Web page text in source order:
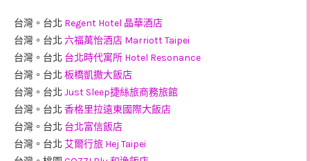
台灣。台北 Regent Hotel 晶華酒店
台灣。台北 六福萬怡酒店 Marriott Taipei
台灣。台北 台北時代寓所 Hotel Resonance
台灣。台北 板橋凱撒大飯店
台灣。台北 Just Sleep捷絲旅商務旅館
台灣。台北 香格里拉遠東國際大飯店
台灣。台北 台北富信飯店
台灣。台北 艾爾行旅 Hej Taipei